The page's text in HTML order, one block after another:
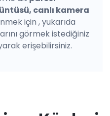
canlı kamera
için , yukarıda
görmek istediğiniz
erişebilirsiniz.